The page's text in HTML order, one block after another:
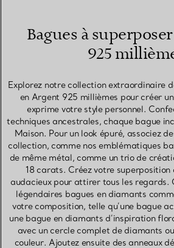
Bagues à
925
Explorez notre collection extraordinaire
en Argent 925 millièmes pour créer
exprime votre style personnel.
techniques ancestrales, chaque bague
Maison. Pour un look épuré, associez
collection, comme nos emblématiques
de même métal, comme un trio de
18 carats. Créez votre superposition
audacieux pour attirer tous les regards.
légendaires bagues en diamants
votre composition, telle qu’une bague
une bague en diamants d’inspiration
avec un cercle complet de diamants
couleur. Ajoutez ensuite des anneaux